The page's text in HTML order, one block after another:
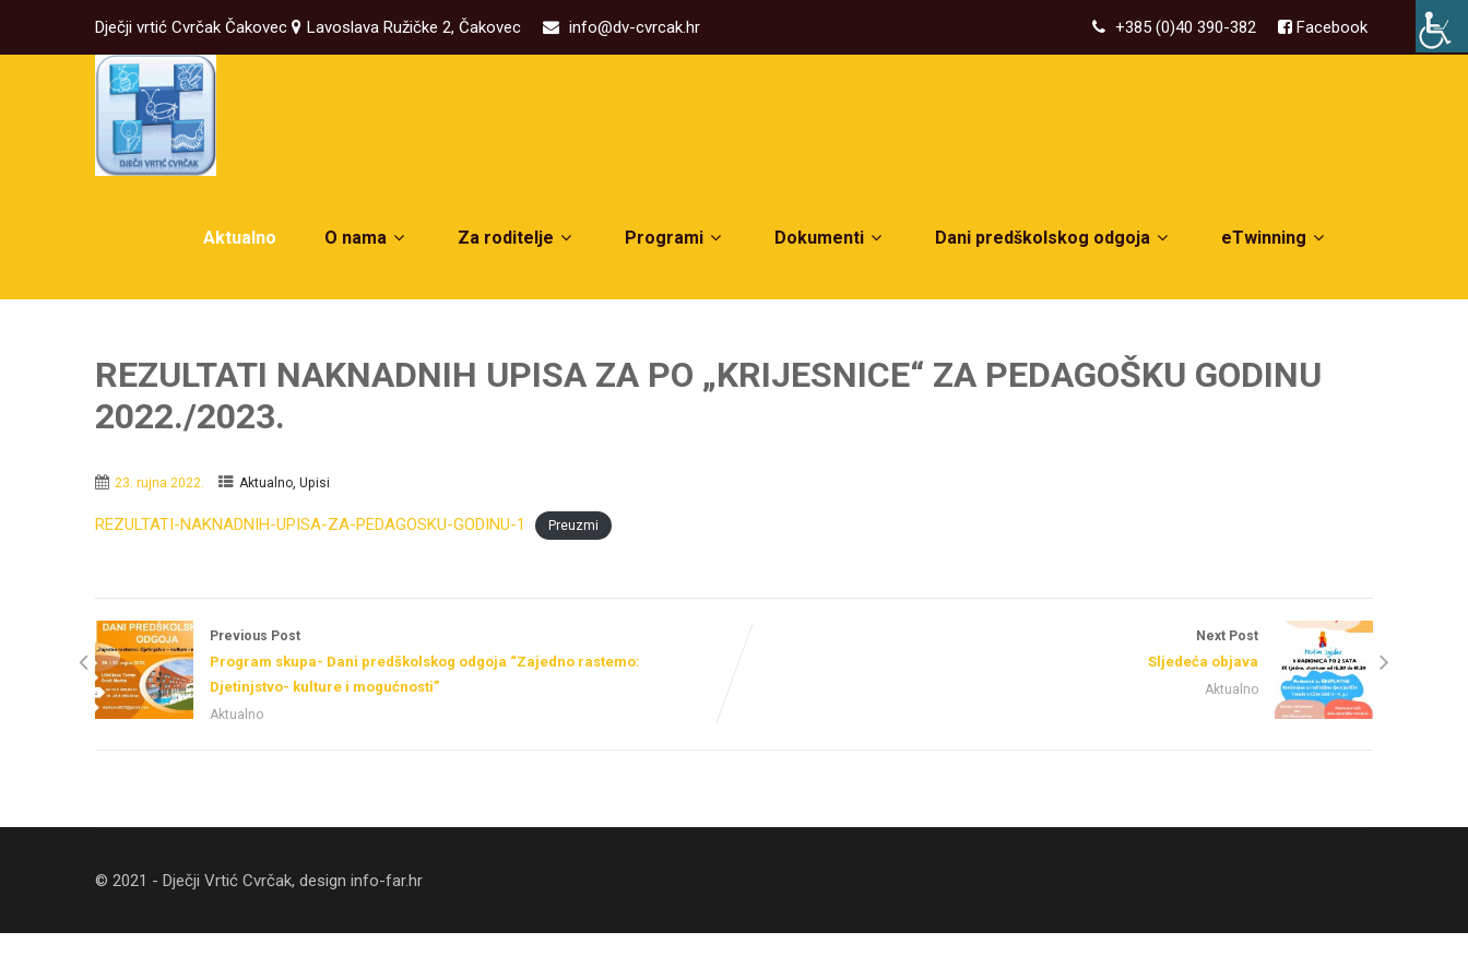
Dječji vrtić Cvrčak Čakovec Lavoslava Ružičke 2, Čakovec info@dv-cvrcak.hr +385 (0)40 390-382 Facebook
Aktualno O nama Za roditelje Programi Dokumenti Dani predškolskog odgoja eTwinning
REZULTATI NAKNADNIH UPISA ZA PO „KRIJESNICE“ ZA PEDAGOŠKU GODINU
2022./2023.
23. rujna 2022. Aktualno Upisi
REZULTATI-NAKNADNIH-UPISA-ZA-PEDAGOSKU-GODINU-1 Preuzmi
Previous Post
Program skupa- Dani predškolskog odgoja “Zajedno rastemo:
Djetinjstvo- kulture i mogućnosti”
Aktualno
Next Post
Sljedeća objava
Aktualno
© 2021 - Dječji Vrtić Cvrčak, design info-far.hr